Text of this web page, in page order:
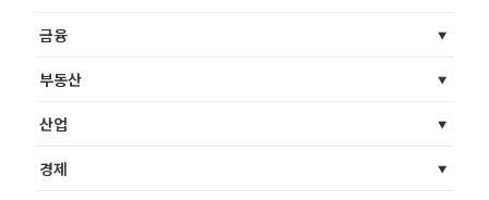
금융
부동산
산업
경제